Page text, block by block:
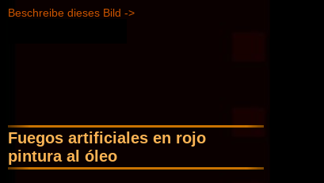
Beschreibe dieses Bild ->
Fuegos artificiales en rojo
pintura al óleo